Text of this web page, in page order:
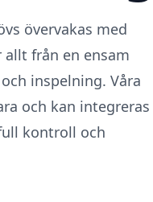
övervakas med
från en ensam
inspelning. Våra
och kan integreras
kontroll och